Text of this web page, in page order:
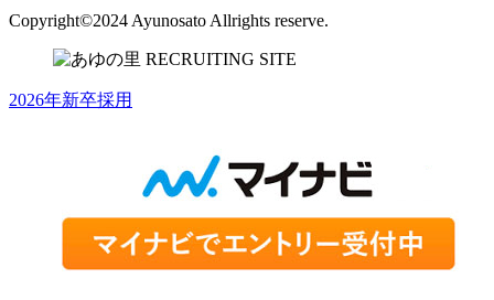
Copyright©2024 Ayunosato Allrights reserve.
2026年新卒採用